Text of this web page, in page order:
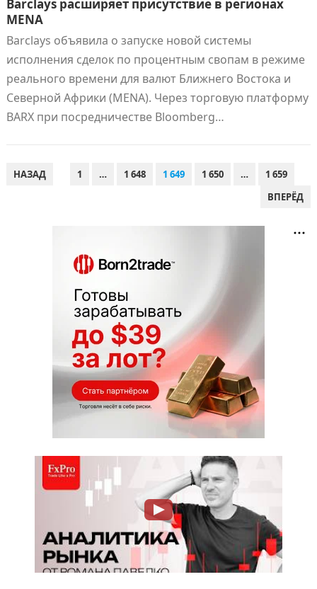
Barclays расширяет присутствие в регионах
MENA
Barclays объявила о запуске новой системы
исполнения сделок по процентным свопам в режиме
реального времени для валют Ближнего Востока и
Северной Африки (МЕNA). Через торговую платформу
BARX при посредничестве Bloomberg…
ПАГИНАЦИЯ
НАЗАД 1 … 1 648 1 649 1 650 …
1 659
ВПЕРЁД